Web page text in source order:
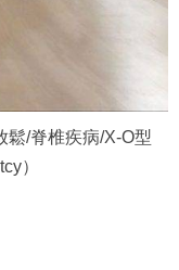
鬆/脊椎疾病/X-O型
）